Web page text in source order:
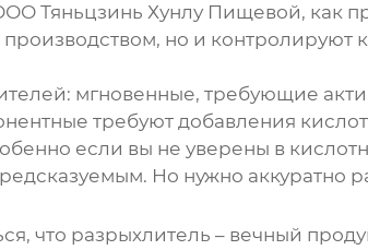
Тяньцзинь Хунлу Пищевой, как
но и контролируют
: мгновенные, требующие
требуют добавления
если вы не уверены в
Но нужно аккуратно
что разрыхлитель – вечный